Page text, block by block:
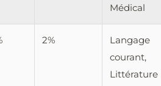
Médical
2%
Langage
courant,
Littérature